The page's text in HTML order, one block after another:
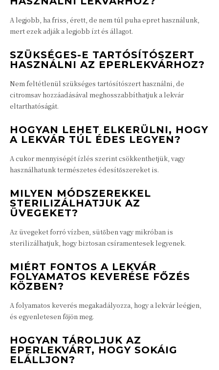
A legjobb, ha friss, érett, de nem túl puha epret használunk,
mert ezek adják a legjobb ízt és állagot.
SZÜKSÉGES-E TARTÓSÍTÓSZERT
HASZNÁLNI AZ EPERLEKVÁRHOZ?
Nem feltétlenül szükséges tartósítószert használni, de
citromsav hozzáadásával meghosszabbíthatjuk a lekvár
eltarthatóságát.
HOGYAN LEHET ELKERÜLNI, HOGY
A LEKVÁR TÚL ÉDES LEGYEN?
A cukor mennyiségét ízlés szerint csökkenthetjük, vagy
használhatunk természetes édesítőszereket is.
MILYEN MÓDSZEREKKEL
STERILIZÁLHATJUK AZ
ÜVEGEKET?
Az üvegeket forró vízben, sütőben vagy mikróban is
sterilizálhatjuk, hogy biztosan csíramentesek legyenek.
MIÉRT FONTOS A LEKVÁR
FOLYAMATOS KEVERÉSE FŐZÉS
KÖZBEN?
A folyamatos keverés megakadályozza, hogy a lekvár leégjen,
és egyenletesen főjön meg.
HOGYAN TÁROLJUK AZ
EPERLEKVÁRT, HOGY SOKÁIG
ELÁLLJON?